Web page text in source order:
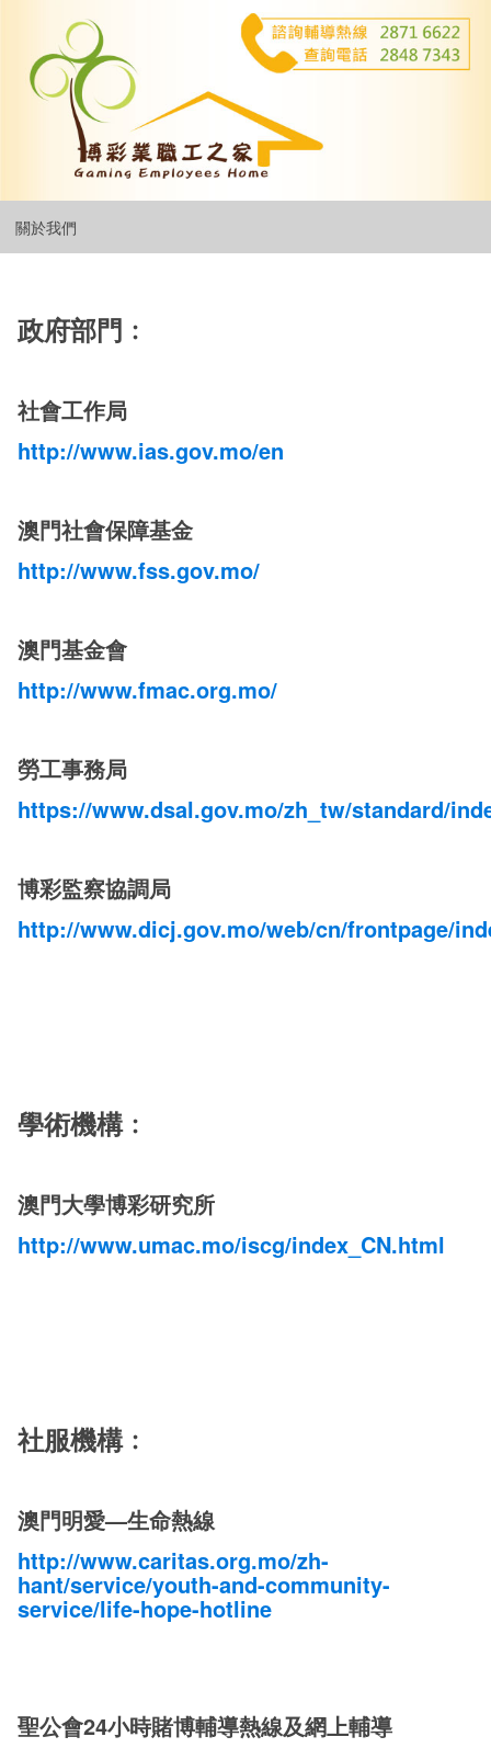
關於我們
政府部門﹕
社會工作局
http://www.ias.gov.mo/en
澳門社會保障基金
http://www.fss.gov.mo/
澳門基金會
http://www.fmac.org.mo/
勞工事務局
https://www.dsal.gov.mo/zh_tw/standard/
博彩監察協調局
http://www.dicj.gov.mo/web/cn/frontpage/
學術機構﹕
澳門大學博彩研究所
http://www.umac.mo/iscg/index_CN.html
社服機構﹕
澳門明愛—生命熱線
http://www.caritas.org.mo/zh-
hant/service/youth-and-community-
service/life-hope-hotline
聖公會24小時賭博輔導熱線及網上輔導